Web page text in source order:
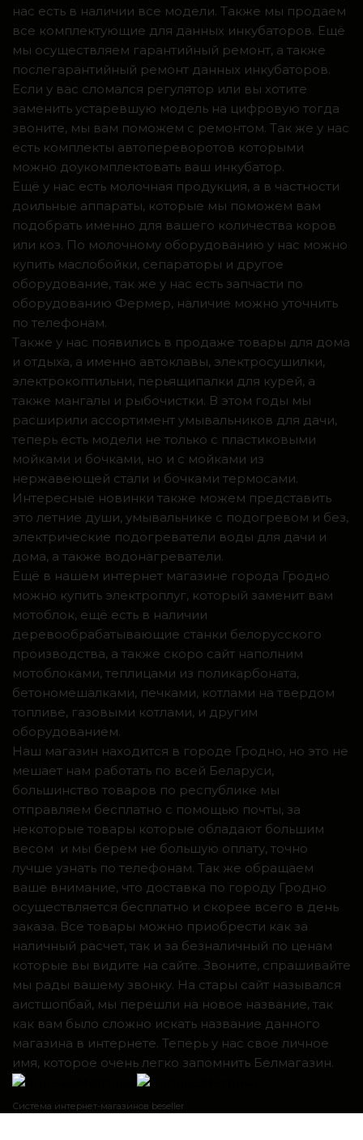
нас есть в наличии все модели. Также мы продаем
все комплектующие для данных инкубаторов. Ещё
мы осуществляем гарантийный ремонт, а также
послегарантийный ремонт данных инкубаторов.
Если у вас сломался регулятор или вы хотите
заменить устаревшую модель на цифровую тогда
звоните, мы вам поможем с ремонтом. Так же у нас
есть комплекты автопереворотов которыми
можно доукомплектовать ваш инкубатор.
Ещё у нас есть молочная продукция, а в частности
доильные аппараты, которые мы поможем вам
подобрать именно для вашего количества коров
или коз. По молочному оборудованию у нас можно
купить маслобойки, сепараторы и другое
оборудование, так же у нас есть запчасти по
оборудованию Фермер, наличие можно уточнить
по телефонам.
Также у нас появились в продаже товары для дома
и отдыха, а именно автоклавы, электросушилки,
электрокоптильни, перьящипалки для курей, а
также мангалы и рыбочистки. В этом годы мы
расширили ассортимент умывальников для дачи,
теперь есть модели не только с пластиковыми
мойками и бочками, но и с мойками из
нержавеющей стали и бочками термосами.
Интересные новинки также можем представить
это летние души, умывальнике с подогревом и без,
электрические подогреватели воды для дачи и
дома, а также водонагреватели.
Ещё в нашем интернет магазине города Гродно
можно купить электроплуг, который заменит вам
мотоблок, ещё есть в наличии
деревообрабатывающие станки белорусского
производства, а также скоро сайт наполним
мотоблоками, теплицами из поликарбоната,
бетономешалками, печками, котлами на твердом
топливе, газовыми котлами, и другим
оборудованием.
Наш магазин находится в городе Гродно, но это не
мешает нам работать по всей Беларуси,
большинство товаров по республике мы
отправляем бесплатно с помощью почты, за
некоторые товары которые обладают большим
весом и мы берем не большую оплату, точно
лучше узнать по телефонам. Так же обращаем
ваше внимание, что доставка по городу Гродно
осуществляется бесплатно и скорее всего в день
заказа. Все товары можно приобрести как за
наличный расчет, так и за безналичный по ценам
которые вы видите на сайте. Звоните, спрашивайте
мы рады вашему звонку. На стары сайт назывался
аистшопбай, мы перешли на новое название, так
как вам было сложно искать название данного
магазина в интернете. Теперь у нас свое личное
имя, которое очень легко запомнить Белмагазин.
Система интернет-магазинов beseller